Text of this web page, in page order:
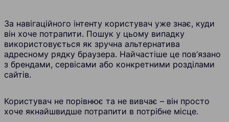
За навігаційного інтенту користувач уже знає, куди
він хоче потрапити. Пошук у цьому випадку
використовується як зручна альтернатива
адресному рядку браузера. Найчастіше це пов’язано
з брендами, сервісами або конкретними розділами
сайтів.
Користувач не порівнює та не вивчає – він просто
хоче якнайшвидше потрапити в потрібне місце.